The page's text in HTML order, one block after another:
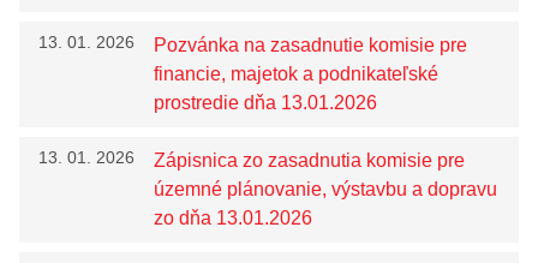
13. 01. 2026
Pozvánka na zasadnutie komisie pre
financie, majetok a podnikateľské
prostredie dňa 13.01.2026
13. 01. 2026
Zápisnica zo zasadnutia komisie pre
územné plánovanie, výstavbu a dopravu
zo dňa 13.01.2026